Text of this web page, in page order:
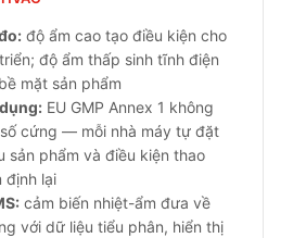
độ ẩm cao tạo điều kiện cho
độ ẩm thấp sinh tĩnh điện
mặt sản phẩm
EU GMP Annex 1 không
cứng — mỗi nhà máy tự đặt
sản phẩm và điều kiện thao
định lại
cảm biến nhiệt-ẩm đưa về
với dữ liệu tiểu phân, hiển thị